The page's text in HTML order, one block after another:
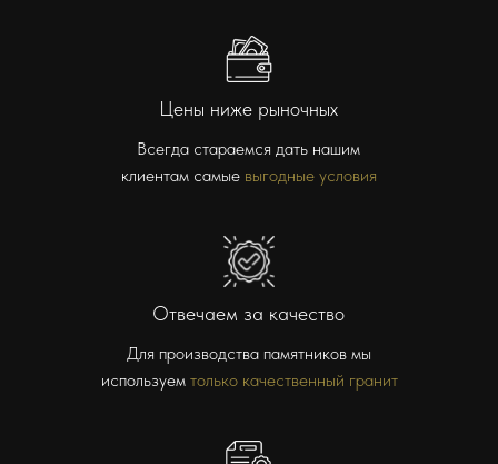
Отвечаем за качество
Для производства памятников мы
используем только качественный гранит
Всегда стараемся дать нашим
клиентам самые выгодные условия
Цены ниже рыночных